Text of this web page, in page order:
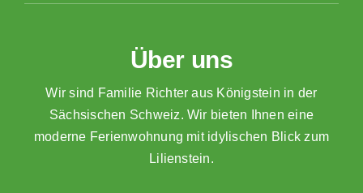
Über uns
Wir sind Familie Richter aus Königstein in der
Sächsischen Schweiz. Wir bieten Ihnen eine
moderne Ferienwohnung mit idylischen Blick zum
Lilienstein.